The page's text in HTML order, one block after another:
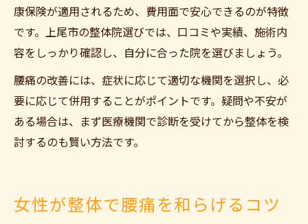
康保険が適用されるため、費用面で安心できるのが特徴
です。上尾市の整体院選びでは、口コミや実績、施術内
容をしっかり確認し、自分に合った院を選びましょう。
腰痛の改善には、症状に応じて適切な機関を選択し、必
要に応じて併用することがポイントです。疑問や不安が
ある場合は、まず医療機関で診断を受けてから整体を検
討するのも賢い方法です。
女性が整体で腰痛を和らげるコツ